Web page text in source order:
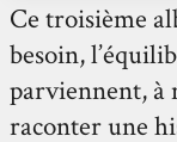
Ce troisième
besoin,
parviennent, à
raconter une